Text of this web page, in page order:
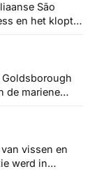
São
en het klopt
Goldsborough
de mariene
en hun
zelf.
vissen en
werd in